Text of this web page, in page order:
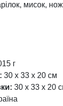
мисок,
г
30 x 33 x 20 см
30 x 33 x 20